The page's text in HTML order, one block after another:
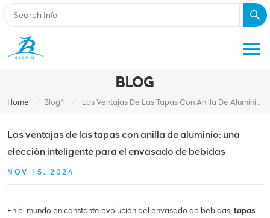
BLOG
Home / Blog1 / Las Ventajas De Las Tapas Con Anilla De Aluminio: Una Elección Inteligente Para El Envasado De Bebidas
Las ventajas de las tapas con anilla de aluminio: una
elección inteligente para el envasado de bebidas
NOV 15, 2024
En el mundo en constante evolución del envasado de bebidas, tapas